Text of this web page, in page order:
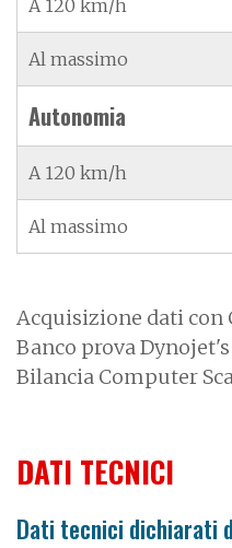
A 120 km/h
Al massimo
Autonomia
A 120 km/h
Al massimo
Acquisizione dati con
Banco prova
Bilancia Computer
DATI TECNICI
Dati tecnici dichiarati